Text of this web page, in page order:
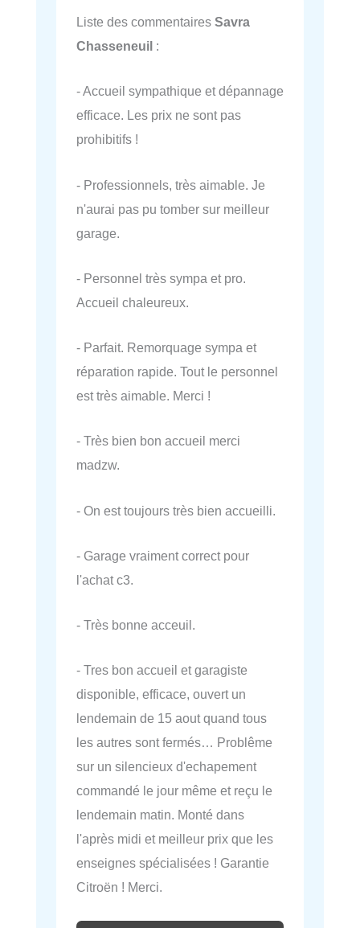
Liste des commentaires Savra
Chasseneuil :
- Accueil sympathique et dépannage
efficace. Les prix ne sont pas
prohibitifs !
- Professionnels, très aimable. Je
n'aurai pas pu tomber sur meilleur
garage.
- Personnel très sympa et pro.
Accueil chaleureux.
- Parfait. Remorquage sympa et
réparation rapide. Tout le personnel
est très aimable. Merci !
- Très bien bon accueil merci
madzw.
- On est toujours très bien accueilli.
- Garage vraiment correct pour
l'achat c3.
- Très bonne acceuil.
- Tres bon accueil et garagiste
disponible, efficace, ouvert un
lendemain de 15 aout quand tous
les autres sont fermés… Problême
sur un silencieux d'echapement
commandé le jour même et reçu le
lendemain matin. Monté dans
l'après midi et meilleur prix que les
enseignes spécialisées ! Garantie
Citroën ! Merci.